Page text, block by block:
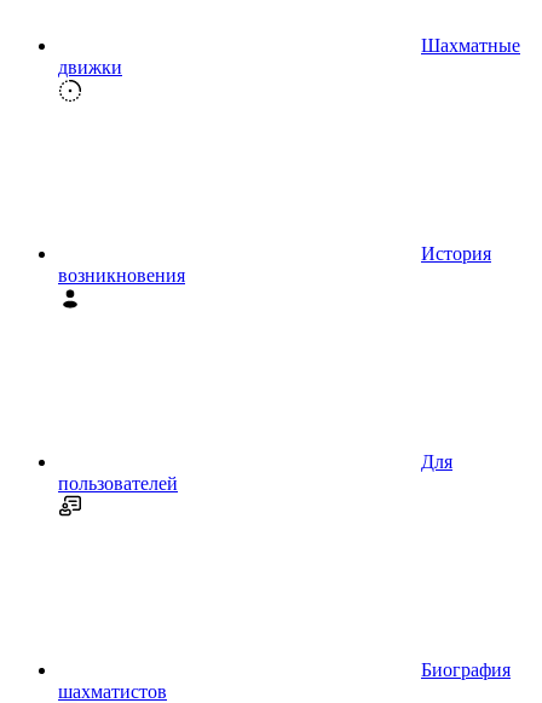
Шахматные
движки
История
возникновения
Для
пользователей
Биография
шахматистов